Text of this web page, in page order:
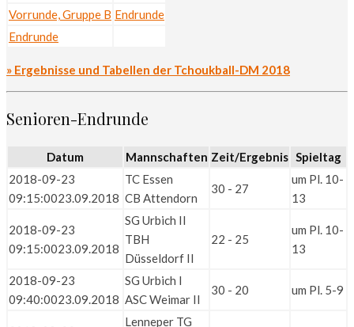
Vorrunde, Gruppe B Endrunde
Endrunde
» Ergebnisse und Tabellen der Tchoukball-DM 2018
Senioren-Endrunde
Datum Mannschaften Zeit/Ergebnis Spieltag
2018-09-23
09:15:0023.09.2018
TC Essen
CB Attendorn
30 - 27
um Pl. 10-
13
2018-09-23
09:15:0023.09.2018
SG Urbich II
TBH
Düsseldorf II
22 - 25
um Pl. 10-
13
2018-09-23
09:40:0023.09.2018
SG Urbich I
ASC Weimar II
30 - 20 um Pl. 5-9
Lenneper TG